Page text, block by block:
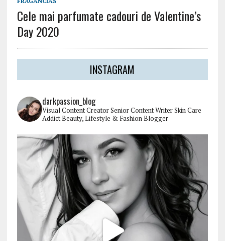
Cele mai parfumate cadouri de Valentine’s
Day 2020
INSTAGRAM
darkpassion_blog
Visual Content CreatorSenior Content WriterSkin Care
AddictBeauty, Lifestyle & Fashion Blogger